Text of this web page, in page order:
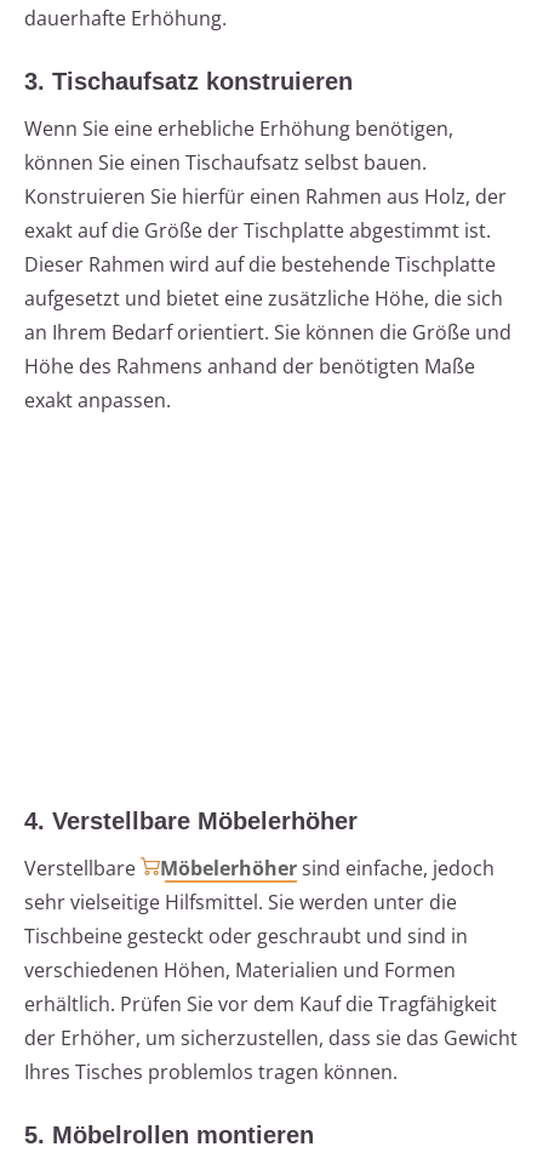
dauerhafte Erhöhung.
3. Tischaufsatz konstruieren
Wenn Sie eine erhebliche Erhöhung benötigen,
können Sie einen Tischaufsatz selbst bauen.
Konstruieren Sie hierfür einen Rahmen aus Holz, der
exakt auf die Größe der Tischplatte abgestimmt ist.
Dieser Rahmen wird auf die bestehende Tischplatte
aufgesetzt und bietet eine zusätzliche Höhe, die sich
an Ihrem Bedarf orientiert. Sie können die Größe und
Höhe des Rahmens anhand der benötigten Maße
exakt anpassen.
4. Verstellbare Möbelerhöher
Verstellbare
Möbelerhöhersind einfache, jedoch
sehr vielseitige Hilfsmittel. Sie werden unter die
Tischbeine gesteckt oder geschraubt und sind in
verschiedenen Höhen, Materialien und Formen
erhältlich. Prüfen Sie vor dem Kauf die Tragfähigkeit
der Erhöher, um sicherzustellen, dass sie das Gewicht
Ihres Tisches problemlos tragen können.
5. Möbelrollen montieren